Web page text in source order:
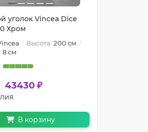
уголок Vincea Dice
Хром
Высота: 200 см
8 см
43430 ₽
В корзину